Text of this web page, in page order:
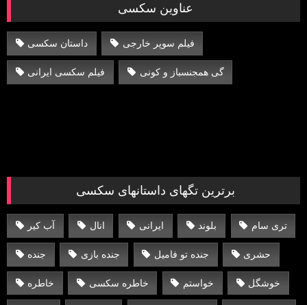
عناوین سکسی
داستان سکسی فیلم سوپر خارجی
فیلم سکسی ایرانی گی همجنسباز و کونی
برترین تگهای داستانهای سکسی
آب کیر انال ایرانی بلوند تری سام
جنده جنده بازی جنده تو فامیل حشری
خاطره خاطره سکسی خواستم خوشگل